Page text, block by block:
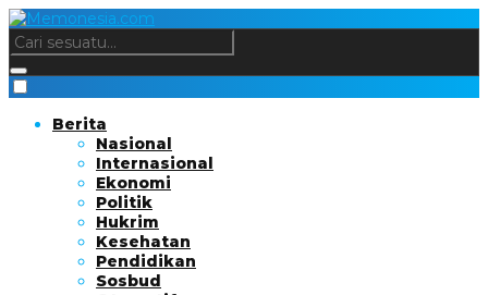
Berita
Nasional
Internasional
Ekonomi
Politik
Hukrim
Kesehatan
Pendidikan
Sosbud